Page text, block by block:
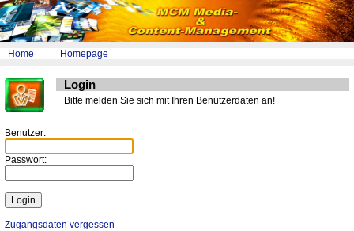
Home Homepage
Login
Bitte melden Sie sich mit Ihren Benutzerdaten an!
Benutzer:
Passwort:
Zugangsdaten vergessen